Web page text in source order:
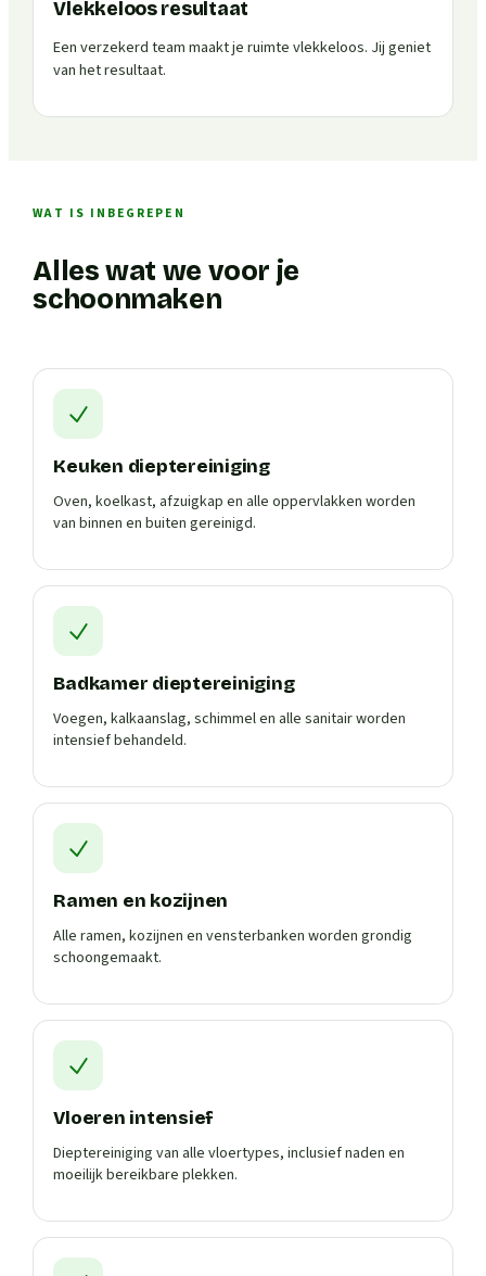
Vlekkeloos resultaat
Een verzekerd team maakt je ruimte vlekkeloos. Jij geniet
van het resultaat.
WAT IS INBEGREPEN
Alles wat we voor je
schoonmaken
Keuken dieptereiniging
Oven, koelkast, afzuigkap en alle oppervlakken worden
van binnen en buiten gereinigd.
Badkamer dieptereiniging
Voegen, kalkaanslag, schimmel en alle sanitair worden
intensief behandeld.
Ramen en kozijnen
Alle ramen, kozijnen en vensterbanken worden grondig
schoongemaakt.
Vloeren intensief
Dieptereiniging van alle vloertypes, inclusief naden en
moeilijk bereikbare plekken.